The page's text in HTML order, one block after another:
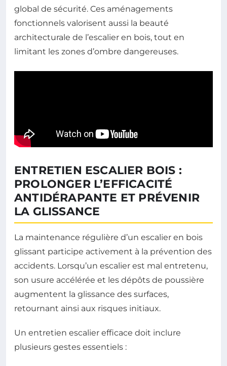
global de sécurité. Ces aménagements
fonctionnels valorisent aussi la beauté
architecturale de l’escalier en bois, tout en
limitant les zones d’ombre dangereuses.
ENTRETIEN ESCALIER BOIS :
PROLONGER L’EFFICACITÉ
ANTIDÉRAPANTE ET PRÉVENIR
LA GLISSANCE
La maintenance régulière d’un escalier en bois
glissant participe activement à la prévention des
accidents. Lorsqu’un escalier est mal entretenu,
son usure accélérée et les dépôts de poussière
augmentent la glissance des surfaces,
retournant ainsi aux risques initiaux.
Un entretien escalier efficace doit inclure
plusieurs gestes essentiels :